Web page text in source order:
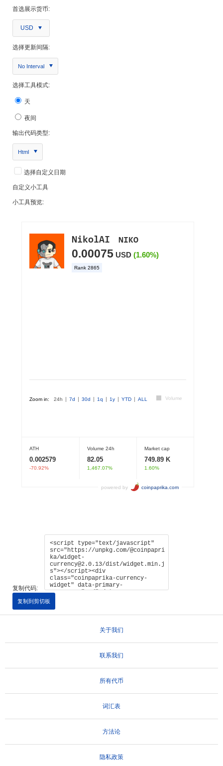
首选展示货币:
USD
选择更新间隔:
No Interval
选择工具模式:
天
夜间
输出代码类型:
Html
选择自定义日期
自定义小工具
小工具预览:
复制代码:
复制到剪切板
关于我们
联系我们
所有代币
词汇表
方法论
隐私政策